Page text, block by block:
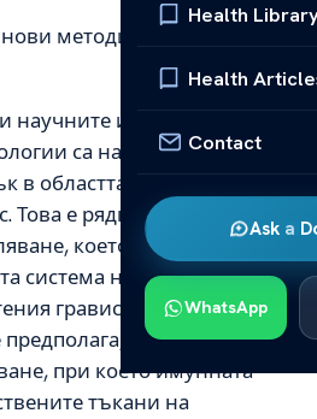
Health
Health
Contact
Ask a
WhatsApp
методи за лечение и
научните изследвания и
са направили
в областта на лечението
Това е рядко, но сериозно
което засяга
система на тялото.
гравис все още не са
че става дума за
при което имунната
тъкани на